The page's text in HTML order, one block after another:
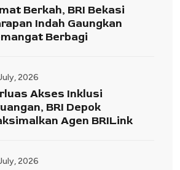
Berkah, BRI Bekasi
Indah Gaungkan
Berbagi
2026
Akses Inklusi
BRI Depok
Agen BRILink
2026